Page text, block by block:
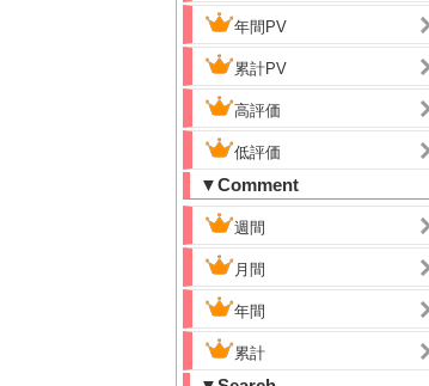
年間PV
累計PV
高評価
低評価
▼Comment
週間
月間
年間
累計